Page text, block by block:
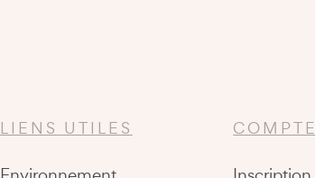
LIENS UTILES COMPTE